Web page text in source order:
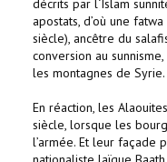
décrits par l‘Islam
apostats, d’où une
siècle), ancêtre du
conversion au
les montagnes de Syrie.
En réaction, les
siècle, lorsque les
l’armée. Et leur façade